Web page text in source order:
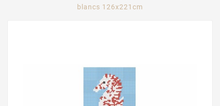
blancs 126x221cm